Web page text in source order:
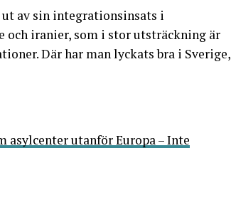
ut av sin integrationsinsats i
iranier, som i stor utsträckning är
Där har man lyckats bra i Sverige,
asylcenter utanför Europa – Inte